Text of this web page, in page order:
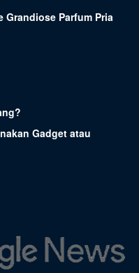
Grandiose Parfum Pria
Gadget atau